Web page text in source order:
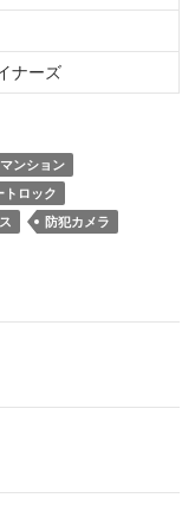
ナーズ
ンション
トロック
防犯カメラ